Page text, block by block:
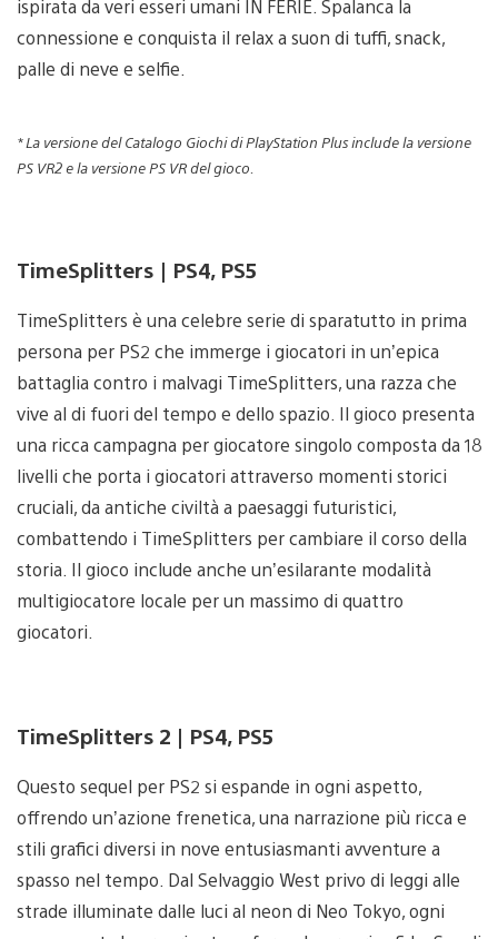
ispirata da veri esseri umani IN FERIE. Spalanca la
connessione e conquista il relax a suon di tuffi, snack,
palle di neve e selfie.
* La versione del Catalogo Giochi di PlayStation Plus include la versione
PS VR2 e la versione PS VR del gioco.
TimeSplitters | PS4, PS5
TimeSplitters è una celebre serie di sparatutto in prima
persona per PS2 che immerge i giocatori in un’epica
battaglia contro i malvagi TimeSplitters, una razza che
vive al di fuori del tempo e dello spazio. Il gioco presenta
una ricca campagna per giocatore singolo composta da 18
livelli che porta i giocatori attraverso momenti storici
cruciali, da antiche civiltà a paesaggi futuristici,
combattendo i TimeSplitters per cambiare il corso della
storia. Il gioco include anche un’esilarante modalità
multigiocatore locale per un massimo di quattro
giocatori.
TimeSplitters 2 | PS4, PS5
Questo sequel per PS2 si espande in ogni aspetto,
offrendo un’azione frenetica, una narrazione più ricca e
stili grafici diversi in nove entusiasmanti avventure a
spasso nel tempo. Dal Selvaggio West privo di leggi alle
strade illuminate dalle luci al neon di Neo Tokyo, ogni